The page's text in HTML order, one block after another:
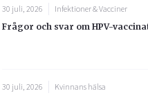
30 juli, 2026
Infektioner & Vacciner
Frågor och svar om HPV-
30 juli, 2026
Kvinnans hälsa